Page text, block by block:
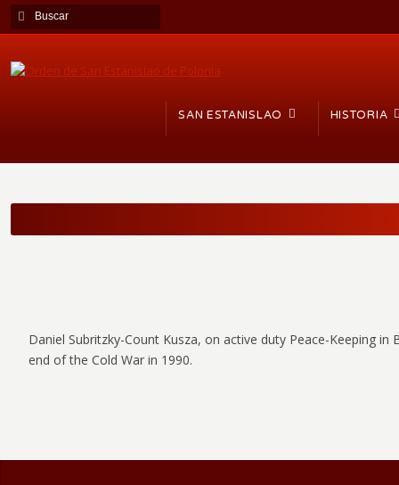
SAN ESTANISLAO HISTORIA
Daniel Subritzky-Count Kusza, on active duty Peace-Keeping
end of the Cold War in 1990.